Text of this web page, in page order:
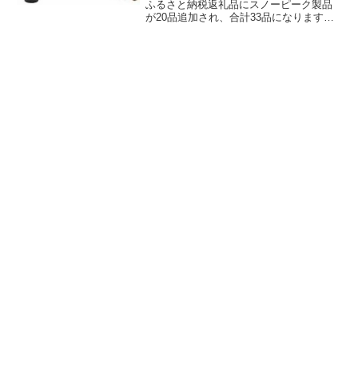
ふるさと納税返礼品にスノーピーク製品
が20品追加され、合計33品になります。